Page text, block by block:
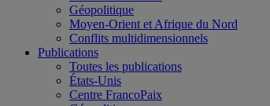
Géopolitique
Moyen-Orient et Afrique du Nord
Conflits multidimensionnels
Publications
Toutes les publications
États-Unis
Centre FrancoPaix